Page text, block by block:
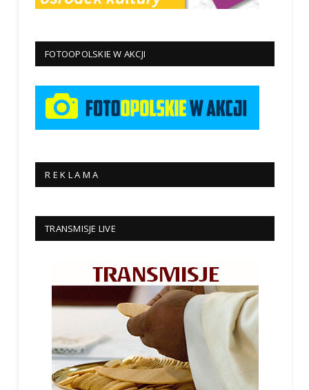
FOTOOPOLSKIE W AKCJI
R E K L A M A
TRANSMISJE LIVE